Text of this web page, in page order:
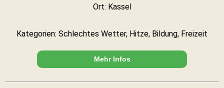
Ort: Kassel
Kategorien: Schlechtes Wetter, Hitze, Bildung, Freizeit
Mehr Infos